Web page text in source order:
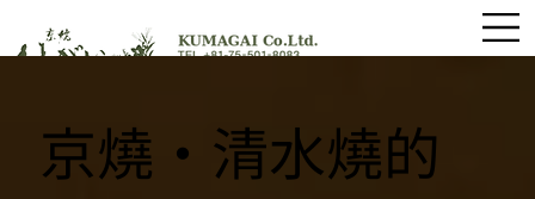
京燒・清水燒的